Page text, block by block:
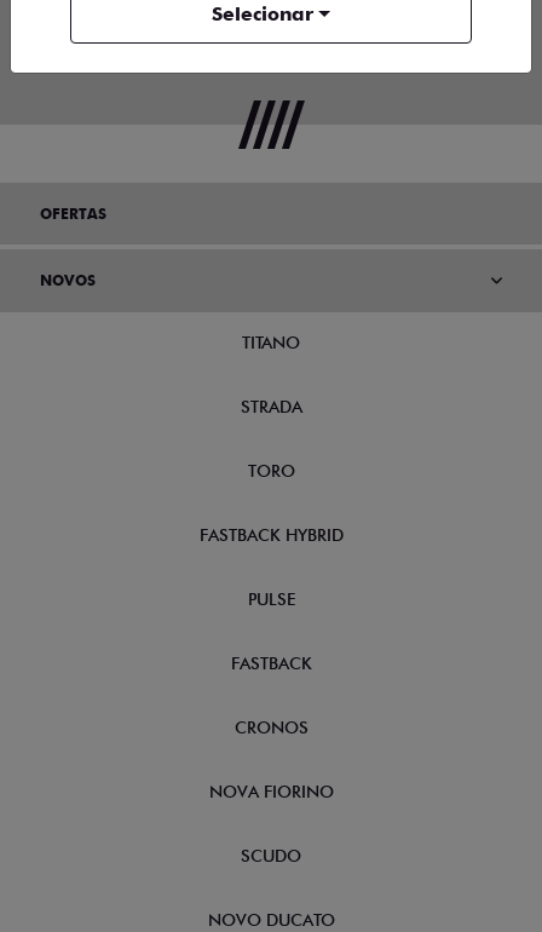
OFERTAS
NOVOS
TITANO
STRADA
TORO
FASTBACK HYBRID
PULSE
FASTBACK
CRONOS
NOVA FIORINO
SCUDO
NOVO DUCATO
Selecionar